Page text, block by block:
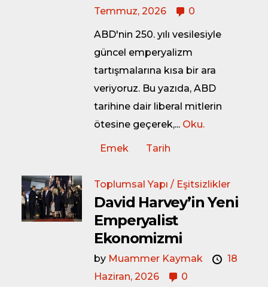
Temmuz, 2026
0
ABD'nin 250. yılı vesilesiyle
güncel emperyalizm
tartışmalarına kısa bir ara
veriyoruz. Bu yazıda, ABD
tarihine dair liberal mitlerin
ötesine geçerek,... Oku.
Emek Tarih
Toplumsal Yapı / Eşitsizlikler
David Harvey’in Yeni
Emperyalist
Ekonomizmi
by Muammer Kaymak
18
Haziran, 2026
0